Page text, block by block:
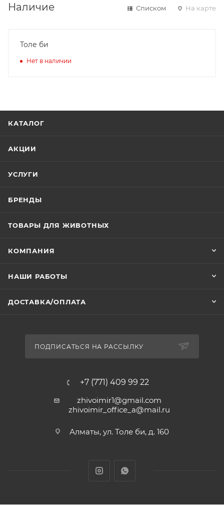
Наличие Списком На карте
Толе би
Нет в наличии
КАТАЛОГ
АКЦИИ
УСЛУГИ
БРЕНДЫ
ТОВАРЫ ДЛЯ ЖИВОТНЫХ
КОМПАНИЯ
НАШИ РАБОТЫ
ДОСТАВКА/ОПЛАТА
ПОДПИСАТЬСЯ НА РАССЫЛКУ
+7 (771) 409 99 22
zhivoimir1@gmail.com
zhivoimir_office_a@mail.ru
Алматы, ул. Толе би, д. 160